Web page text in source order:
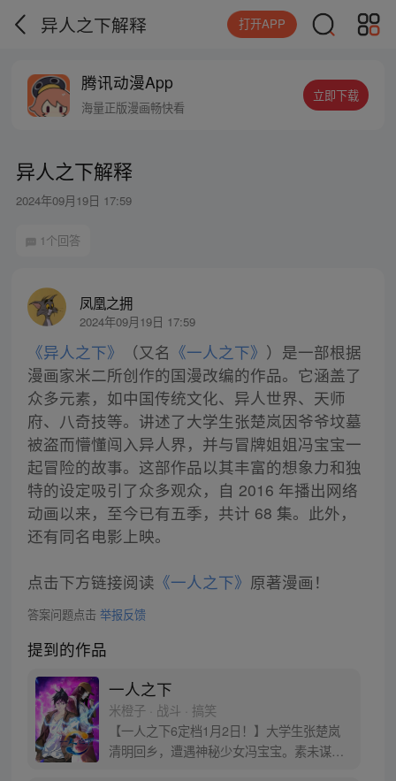
异人之下解释 打开APP
腾讯动漫App
海量正版漫画畅快看
立即下载
异人之下解释
2024年09月19日 17:59
1个回答
凤凰之拥
2024年09月19日 17:59
《异人之下》 （又名 《一人之下》 ）是一部根据
漫画家米二所创作的国漫改编的作品。它涵盖了
众多元素，如中国传统文化、异人世界、天师
府、八奇技等。讲述了大学生张楚岚因爷爷坟墓
被盗而懵懂闯入异人界，并与冒牌姐姐冯宝宝一
起冒险的故事。这部作品以其丰富的想象力和独
特的设定吸引了众多观众，自 2016 年播出网络
动画以来，至今已有五季，共计 68 集。此外，
还有同名电影上映。
点击下方链接阅读 《一人之下》 原著漫画！
答案问题点击 举报反馈
提到的作品
一人之下
米橙子 · 战斗 · 搞笑
【一人之下6定档1月2日！】大学生张楚岚
清明回乡，遭遇神秘少女冯宝宝。素未谋面